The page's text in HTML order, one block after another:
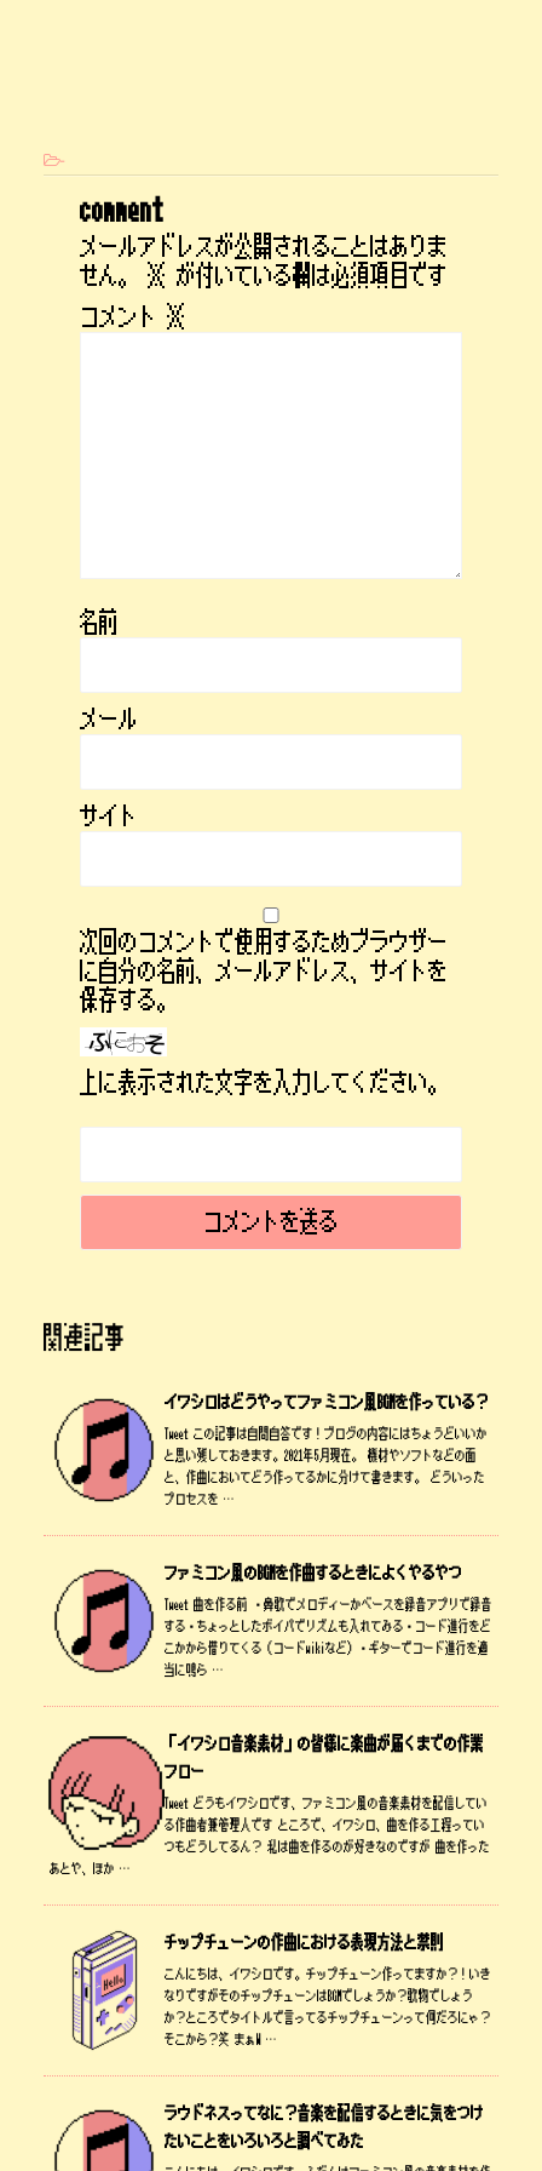
-
comment
メールアドレスが公開されることはありま
せん。
※ が付いている欄は必須項目です
コメント ※
名前
メール
サイト
次回のコメントで使用するためブラウザー
に自分の名前、メールアドレス、サイトを
保存する。
上に表示された文字を入力してください。
関連記事
イワシロはどうやってファミコン風BGMを作っている？
Tweet この記事は自問自答です！ブログの内容にはちょうどいいか
と思い残しておきます。2021年5月現在。 機材やソフトなどの面
と、作曲においてどう作ってるかに分けて書きます。 どういった
プロセスを …
ファミコン風のBGMを作曲するときによくやるやつ
Tweet 曲を作る前 ・鼻歌でメロディーかベースを録音アプリで録音
する・ちょっとしたボイパでリズムも入れてみる・コード進行をど
こかから借りてくる（コードwikiなど）・ギターでコード進行を適
当に鳴ら …
「イワシロ音楽素材」の皆様に楽曲が届くまでの作業
フロー
Tweet どうもイワシロです、ファミコン風の音楽素材を配信してい
る作曲者兼管理人です ところで、イワシロ、曲を作る工程ってい
つもどうしてるん？ 私は曲を作るのが好きなのですが 曲を作った
あとや、ほか …
チップチューンの作曲における表現方法と禁則
こんにちは、イワシロです。チップチューン作ってますか？！いき
なりですがそのチップチューンはBGMでしょうか？歌物でしょう
か？ところでタイトルで言ってるチップチューンって何だろにゃ？
そこから？笑 まぁW …
ラウドネスってなに？音楽を配信するときに気をつけ
たいことをいろいろと調べてみた